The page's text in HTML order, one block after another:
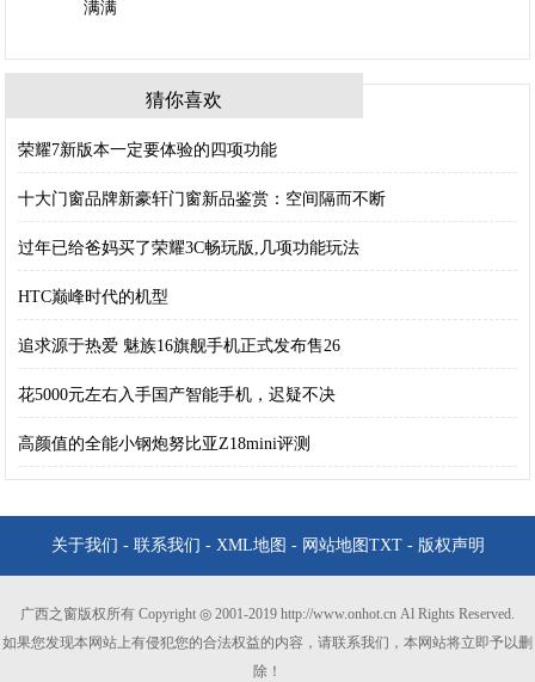
猜你喜欢
荣耀7新版本一定要体验的四项功能
十大门窗品牌新豪轩门窗新品鉴赏：空间隔而不断
过年已给爸妈买了荣耀3C畅玩版,几项功能玩法
HTC巅峰时代的机型
追求源于热爱 魅族16旗舰手机正式发布售26
花5000元左右入手国产智能手机，迟疑不决
高颜值的全能小钢炮努比亚Z18mini评测
关于我们 - 联系我们 - XML地图 - 网站地图 TXT- 版权声明
广西之窗版权所有 Copyright ◎ 2001-2019 http://www.onhot.cn Al Rights Reserved.
如果您发现本网站上有侵犯您的合法权益的内容，请联系我们，本网站将立即予以删
除！